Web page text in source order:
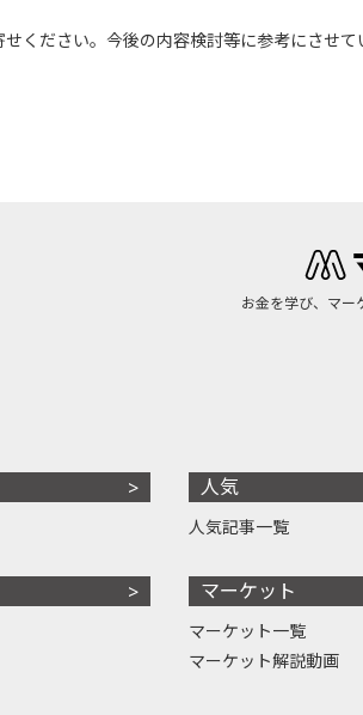
ください。今後の内容検討等に参考にさせて
お金を学び、マー
人気
人気記事一覧
マーケット
マーケット一覧
マーケット解説動画